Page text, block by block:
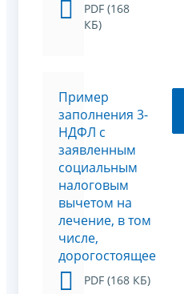
PDF (168
КБ)
Пример
заполнения 3-
НДФЛ с
заявленным
социальным
налоговым
вычетом на
лечение, в том
числе,
дорогостоящее
PDF (168 КБ)